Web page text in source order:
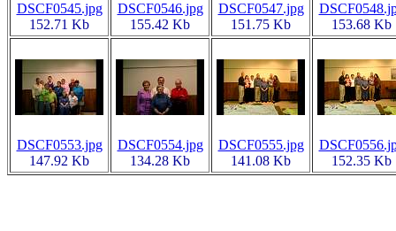
DSCF0545.jpg
152.71 Kb
DSCF0546.jpg
155.42 Kb
DSCF0547.jpg
151.75 Kb
153.68 Kb
DSCF0553.jpg
147.92 Kb
DSCF0554.jpg
134.28 Kb
DSCF0555.jpg
141.08 Kb
152.35 Kb